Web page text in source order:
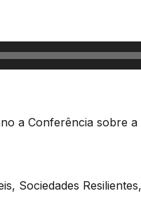
a Conferência sobre
Sociedades